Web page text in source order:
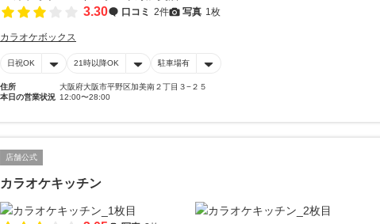
3.30 口コミ 2件 写真 1枚
カラオケボックス
日祝OK 21時以降OK 駐車場有
住所
大阪府大阪市平野区加美南２丁目３−２５
本日の営業状況 12:00〜28:00
店舗公式
カラオケキッチン